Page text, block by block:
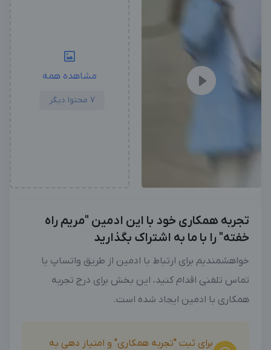
مشاهده همه
7 محتوا دیگر
تجربه همکاری خود با این ادمین "مریم راه
خفته" را با ما به اشتراک بگذارید
خواهشمندیم برای ارتباط با ادمین از طریق واتساپ یا
تماس تلفنی اقدام کنید، این بخش برای درج تجربه
همکاری با ادمین ایجاد شده است.
برای ثبت "تجربه همکاری" و امتیاز دهی به